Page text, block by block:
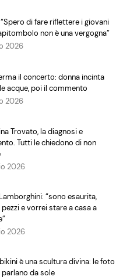
di fare riflettere i giovani
non è una vergogna”
2026
il concerto: donna incinta
acque, poi il commento
2026
Trovato, la diagnosi e
Tutti le chiedono di non
2026
“sono esaurita,
e vorrei stare a casa a
2026
è una scultura divina: le foto
parlano da sole